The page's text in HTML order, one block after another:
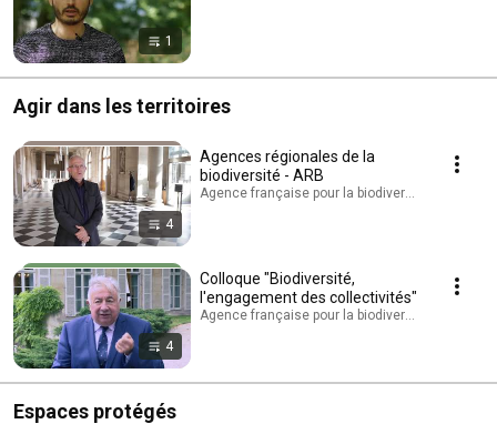
1
Agir dans les territoires
4
Agences régionales de la
biodiversité - ARB
Agence française pour la biodiversité - AFB ·
4
Colloque "Biodiversité,
l'engagement des collectivités"
Agence française pour la biodiversité - AFB ·
Espaces protégés